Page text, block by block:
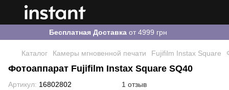
Бесплатная Доставка от 4999 грн
Каталог Камеры мгновенной печати Fujifilm Instax Square
Фотоаппарат Fujifilm Instax Square SQ40
Артикул: 16802802 1 отзыв